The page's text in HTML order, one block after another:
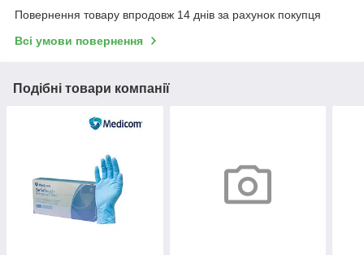
Повернення товару впродовж 14 днів за рахунок покупця
Всі умови повернення
Подібні товари компанії